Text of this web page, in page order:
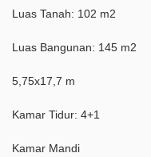
Luas Tanah: 102 m2
Luas Bangunan: 145 m2
5,75x17,7 m
Kamar Tidur: 4+1
Kamar Mandi